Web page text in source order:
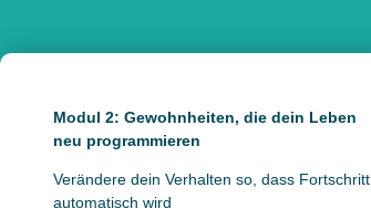
Modul 2: Gewohnheiten, die dein Leben
neu programmieren
Verändere dein Verhalten so, dass Fortschritt
automatisch wird